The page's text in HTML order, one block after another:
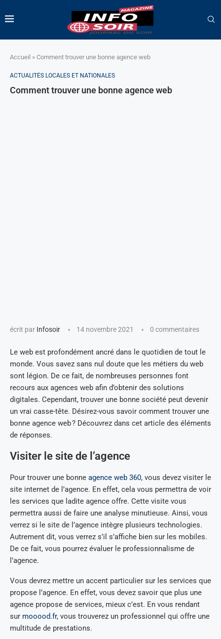
Accueil » Comment trouver une bonne agence web
ACTUALITÉS LOCALES ET NATIONALES
Comment trouver une bonne agence web
écrit par Infosoir 14 novembre 2021 0 commentaires
Le web est profondément ancré dans le quotidien de tout le
monde. Vous savez sans nul doute que les métiers du web
sont légion. De ce fait, de nombreuses personnes font
recours aux agences web afin d’obtenir des solutions
digitales. Cependant, trouver une bonne société peut devenir
un vrai casse-tête. Désirez-vous savoir comment trouver une
bonne agence web ? Découvrez dans cet article des éléments
de réponses.
Visiter le site de l’agence
Pour trouver une bonne agence web 360, vous devez visiter le
site internet de l’agence. En effet, cela vous permettra de voir
les services que ladite agence offre. Cette visite vous
permettra aussi de faire une analyse minutieuse. Ainsi, vous
verrez si le site de l’agence intègre plusieurs technologies.
Autrement dit, vous verrez s’il s’affiche bien sur les mobiles.
De ce fait, vous pourrez évaluer le professionnalisme de
l’agence.
Vous devrez mettre un accent particulier sur les services que
propose l’agence. En effet, vous devez savoir que plus une
agence propose de services, mieux c’est. En vous rendant
sur mooood.fr, vous trouverez un professionnel qui offre une
multitude de prestations.